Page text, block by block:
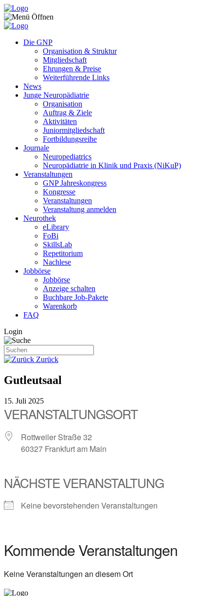
Zum Inhalt springen
Die GNP
Organisation & Struktur
Mitgliedschaft
Ehrungen & Preise
Weiterführende Links
News
Junge Neuropädiatrie
Organisation
Auftrag & Ziele
Aktivitäten
Juniormitgliedschaft
Fortbildungsreihe
Journale
Neuropediatrics
Neuropädiatrie in Klinik und Praxis (NiKuP)
Veranstaltungen
GNP Jahreskongress
Kongresse
Veranstaltungen
Veranstaltung anmelden
Neurothek
eLibrary
FoBi
SkillsLab
Repetitorium
Nachlese
Jobbörse
Jobbörse
Anzeige schalten
Buchbare Job-Pakete
Warenkorb
FAQ
Login
Zurück
Gutleutsaal
15. Juli 2025
VERANSTALTUNGSORT
Rottweiler Straße 32
60327 Frankfurt am Main
NÄCHSTE VERANSTALTUNG
Keine bevorstehenden Veranstaltungen
Kommende Veranstaltungen
Keine Veranstaltungen an diesem Ort